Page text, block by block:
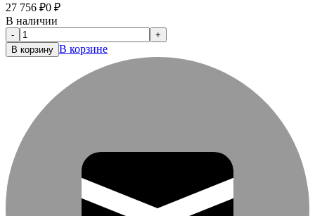
27 756 ₽0 ₽
В наличии
-
+
В корзину В корзине